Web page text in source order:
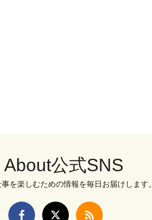
About公式SNS
を楽しむための情報を毎日お届けします。